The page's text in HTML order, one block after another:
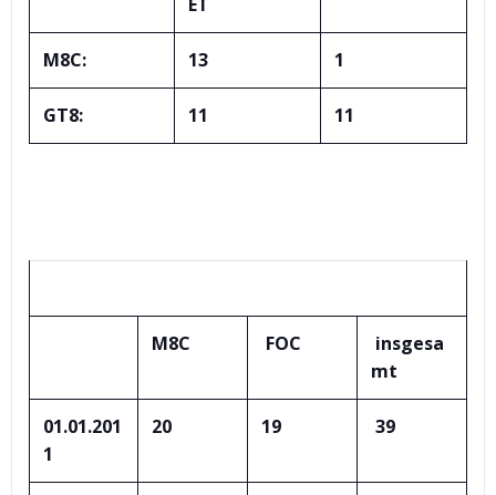
M8C: 13 1
GT8: 11 11
M8C FOC
insgesa
mt
01.01.201
1
20 19 39